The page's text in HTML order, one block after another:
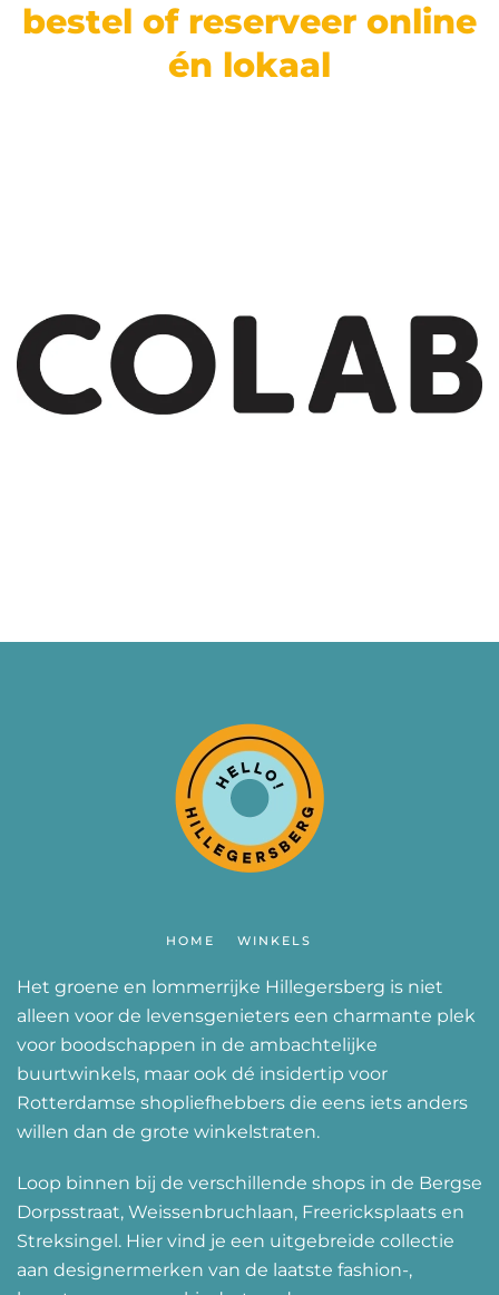
bestel of reserveer online
én lokaal
HOME WINKELS
Het groene en lommerrijke Hillegersberg is niet
alleen voor de levensgenieters een charmante plek
voor boodschappen in de ambachtelijke
buurtwinkels, maar ook dé insidertip voor
Rotterdamse shopliefhebbers die eens iets anders
willen dan de grote winkelstraten.
Loop binnen bij de verschillende shops in de Bergse
Dorpsstraat, Weissenbruchlaan, Freericksplaats en
Streksingel. Hier vind je een uitgebreide collectie
aan designermerken van de laatste fashion-,